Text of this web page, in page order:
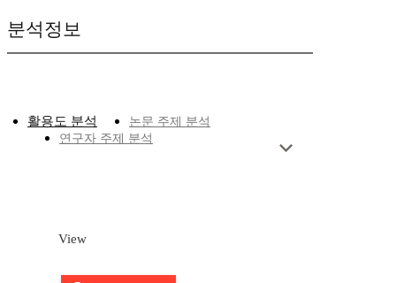
분석정보
활용도 분석
논문 주제 분석
연구자 주제 분석
View